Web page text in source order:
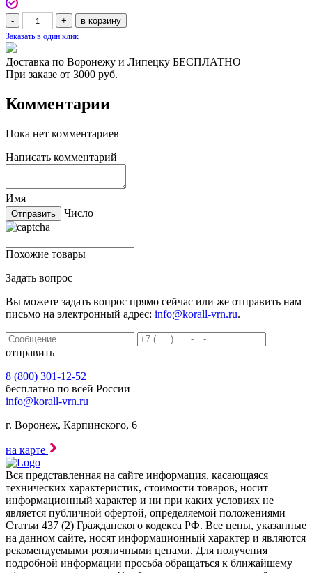
Заказать в один клик
Доставка по Воронежу и Липецку БЕСПЛАТНО
При заказе от 3000 руб.
Комментарии
Пока нет комментариев
Написать комментарий
Имя
Число
Похожие товары
Задать вопрос
Вы можете задать вопрос прямо сейчас или же отправить нам
письмо на электронный адрес: info@korall-vrn.ru.
отправить
8 (800) 301-12-52
бесплатно по всей России
info@korall-vrn.ru
г. Воронеж, Карпинского, 6
на карте
Вся представленная на сайте информация, касающаяся
технических характеристик, стоимости товаров, носит
информационный характер и ни при каких условиях не
является публичной офертой, определяемой положениями
Статьи 437 (2) Гражданского кодекса РФ. Все цены, указанные
на данном сайте, носят информационный характер и являются
рекомендуемыми розничными ценами. Для получения
подробной информации просьба обращаться к ближайшему